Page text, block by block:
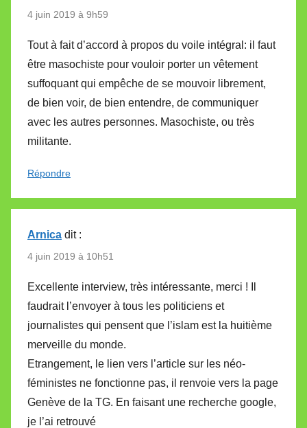
4 juin 2019 à 9h59
Tout à fait d’accord à propos du voile intégral: il faut
être masochiste pour vouloir porter un vêtement
suffoquant qui empêche de se mouvoir librement,
de bien voir, de bien entendre, de communiquer
avec les autres personnes. Masochiste, ou très
militante.
Répondre
Arnica dit :
4 juin 2019 à 10h51
Excellente interview, très intéressante, merci ! Il
faudrait l’envoyer à tous les politiciens et
journalistes qui pensent que l’islam est la huitième
merveille du monde.
Etrangement, le lien vers l’article sur les néo-
féministes ne fonctionne pas, il renvoie vers la page
Genève de la TG. En faisant une recherche google,
je l’ai retrouvé